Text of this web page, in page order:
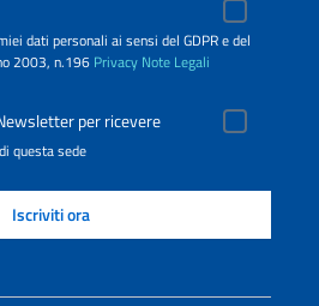
dati personali ai sensi del GDPR e del
2003, n.196 Privacy Note Legali
per ricevere
questa sede